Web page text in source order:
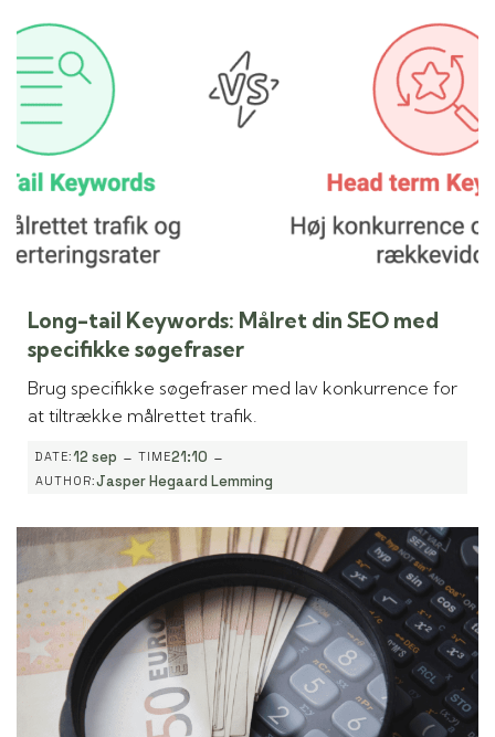
Long-tail Keywords: Målret din SEO med
specifikke søgefraser
Brug specifikke søgefraser med lav konkurrence for
at tiltrække målrettet trafik.
DATE:12 sep - TIME21:10 -
AUTHOR:Jasper Hegaard Lemming